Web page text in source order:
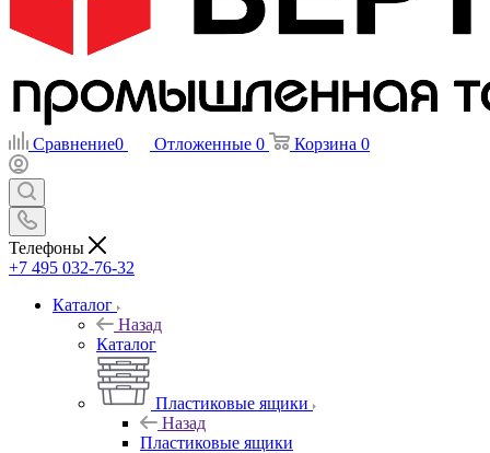
Сравнение0 Отложенные 0 Корзина 0
Телефоны
+7 495 032-76-32
Каталог
Назад
Каталог
Пластиковые ящики
Назад
Пластиковые ящики